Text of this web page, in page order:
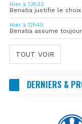
Hier à 13h33
Benatia justifie le choix
Hier à 12h45
Benatia assume
TOUT VOIR
DERNIERS &